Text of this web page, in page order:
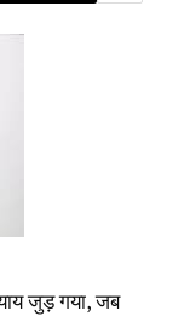
जुड़ गया, जब